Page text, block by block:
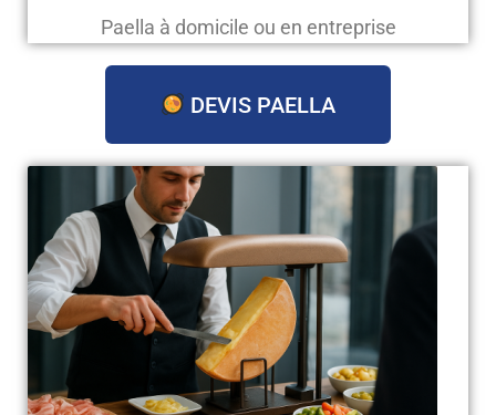
Paella à domicile ou en entreprise
DEVIS PAELLA